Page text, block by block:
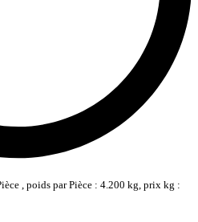
, poids par Pièce : 4.200 kg, prix kg :